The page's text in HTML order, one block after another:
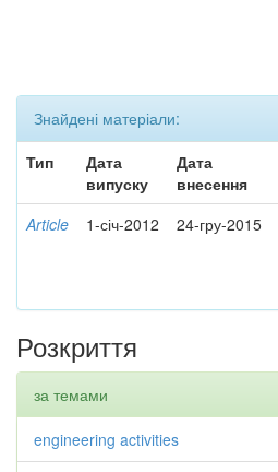
Знайдені матеріали:
Тип
Дата
випуску
Дата
внесення
Article 1-січ-2012 24-гру-2015
Розкриття
за темами
engineering activities